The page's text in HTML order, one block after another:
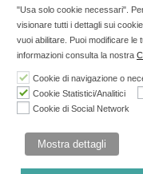
Francesco, 19 - 73041
3276346536 Cell:
302152 Iscritta al n° 1
di
Nell'anno 2018 sono
"Usa solo cookie necessari".
visionare tutti i dettagli sui
vuoi abilitare. Puoi modificare le
informazioni consulta la nostra
Cookie di navigazione o
Cookie Statistici/Analitici
Cookie di Social Network
Mostra dettagli